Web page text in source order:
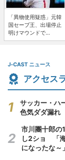
「異物使用疑惑」元韓
国セーブ王、出場停止
明けマウンドで...
J-CAST ニュース
アクセス
サッカー・ハ
色気ダダ漏れ
市川團十郎の
し2ショ 「
になったな～」